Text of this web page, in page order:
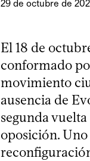
29 de octubre de
El 18 de
conformado
movimiento
ausencia de
segunda
oposición.